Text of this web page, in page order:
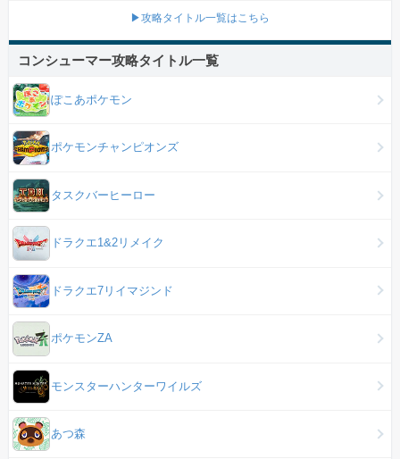
▶攻略タイトル一覧はこちら
コンシューマー攻略タイトル一覧
ぽこあポケモン
ポケモンチャンピオンズ
タスクバーヒーロー
ドラクエ1&2リメイク
ドラクエ7リイマジンド
ポケモンZA
モンスターハンターワイルズ
あつ森